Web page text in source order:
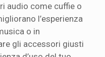
audio come cuffie o
l’esperienza
o in
gli accessori giusti